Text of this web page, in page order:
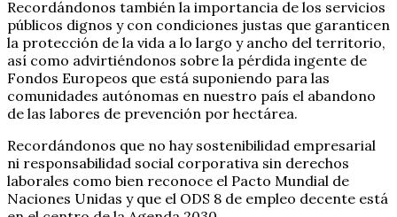
Recordándonos también la importancia de los servicios
públicos dignos y con condiciones justas que garanticen
la protección de la vida a lo largo y ancho del territorio,
así como advirtiéndonos sobre la pérdida ingente de
Fondos Europeos que está suponiendo para las
comunidades autónomas en nuestro país el abandono
de las labores de prevención por hectárea.
Recordándonos que no hay sostenibilidad empresarial
ni responsabilidad social corporativa sin derechos
laborales como bien reconoce el Pacto Mundial de
Naciones Unidas y que el ODS 8 de empleo decente está